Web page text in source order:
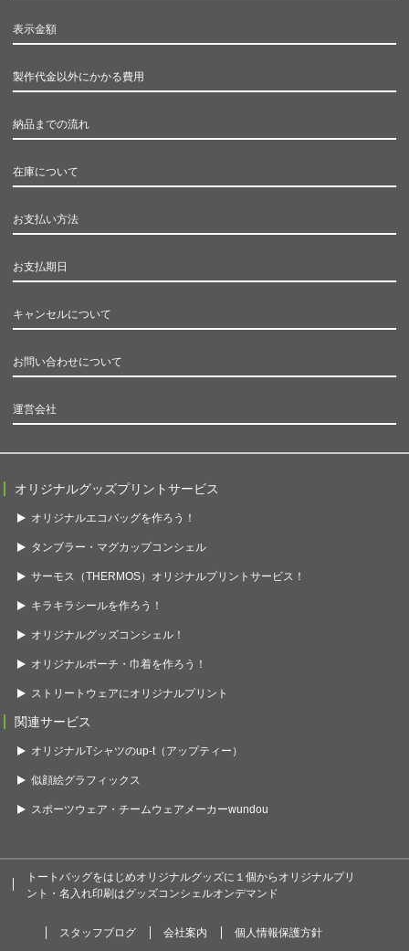
表示金額
製作代金以外にかかる費用
納品までの流れ
在庫について
お支払い方法
お支払期日
キャンセルについて
お問い合わせについて
運営会社
オリジナルグッズプリントサービス
オリジナルエコバッグを作ろう！
タンブラー・マグカップコンシェル
サーモス（THERMOS）オリジナルプリントサービス！
キラキラシールを作ろう！
オリジナルグッズコンシェル！
オリジナルポーチ・巾着を作ろう！
ストリートウェアにオリジナルプリント
関連サービス
オリジナルTシャツのup-t（アップティー）
似顔絵グラフィックス
スポーツウェア・チームウェアメーカーwundou
トートバッグをはじめオリジナルグッズに１個からオリジナルプリ
ント・名入れ印刷はグッズコンシェルオンデマンド
スタッフブログ 会社案内 個人情報保護方針